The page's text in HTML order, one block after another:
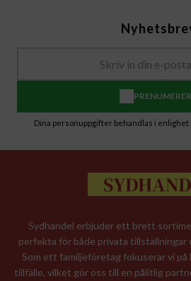
Dina personuppgifter behandlas i enlighet
Sydhandel erbjuder ett brett
perfekta för både privata tillställningar
Som ett familjeföretag fokuserar vi
tillfälle, vilket gör oss till en pålitlig